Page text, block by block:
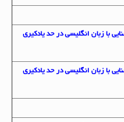
با زبان انگلیسی در حد یادکیری
با زبان انگلیسی در حد یادکیری